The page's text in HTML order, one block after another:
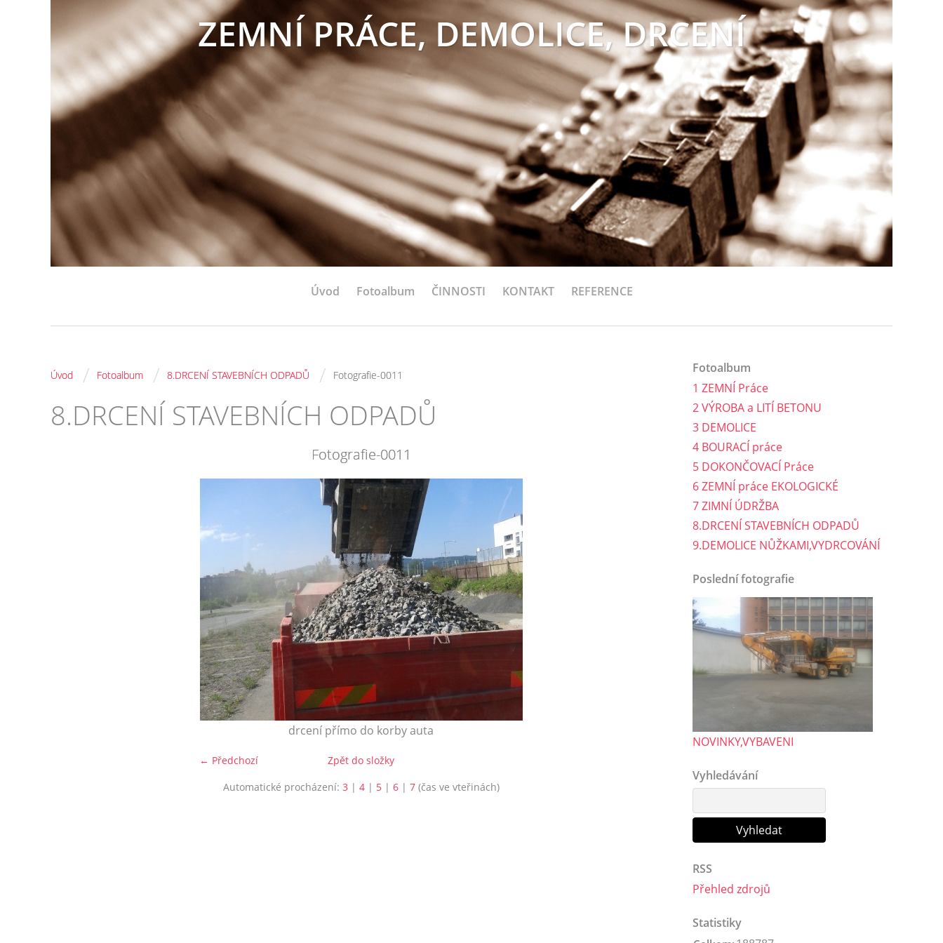
ZEMNÍ PRÁCE, DEMOLICE, DRCENÍ
Úvod Fotoalbum ČINNOSTI KONTAKT REFERENCE
Úvod / Fotoalbum / 8.DRCENÍ STAVEBNÍCH ODPADŮ / Fotografie-0011
8.DRCENÍ STAVEBNÍCH ODPADŮ
Fotografie-0011
drcení přímo do korby auta
← Předchozí
Zpět do složky
Automatické procházení: 3 | 4| 5| 6| 7(čas ve vteřinách)
Fotoalbum
1 ZEMNÍ Práce
2 VÝROBA a LITÍ BETONU
3 DEMOLICE
4 BOURACÍ práce
5 DOKONČOVACÍ Práce
6 ZEMNÍ práce EKOLOGICKÉ
7 ZIMNÍ ÚDRŽBA
8.DRCENÍ STAVEBNÍCH ODPADŮ
9.DEMOLICE NŮŽKAMI,VYDRCOVÁNÍ
Poslední fotografie
NOVINKY,VYBAVENI
Vyhledávání
RSS
Přehled zdrojů
Statistiky